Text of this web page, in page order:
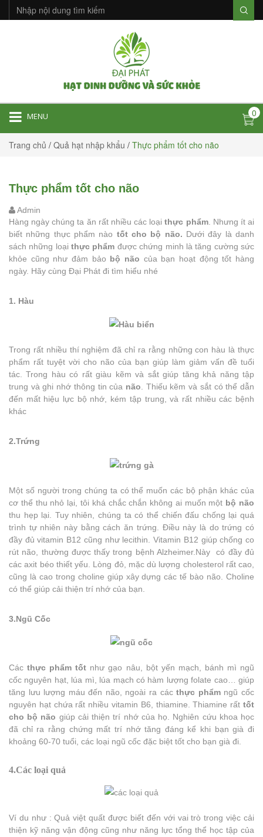
MENU 0
Trang chủ / Quả hạt nhập khẩu / Thực phẩm tốt cho não
Thực phẩm tốt cho não
Admin
Hàng ngày chúng ta ăn rất nhiều các loạithực phẩm. Nhưng ít ai
biết những thực phẩm nào tốt cho bộ não. Dưới đây là danh
sách những loạithực phẩm được chứng minh là tăng cường sức
khỏe cũng như đảm bảo bộ não của bạn hoạt động tốt hàng
ngày. Hãy cùng Đại Phát đi tìm hiểu nhé
1. Hàu
Trong rất nhiều thí nghiệm đã chỉ ra rằng những con hàu là thực
phẩm rất tuyệt vời cho não của bạn giúp làm giảm vấn đề tuổi
tác. Trong hàu có rất giàu kẽm và sắt giúp tăng khả năng tập
trung và ghi nhớ thông tin của não. Thiếu kẽm và sắt có thể dẫn
đến mất hiệu lực bộ nhớ, kém tập trung, và rất nhiều các bệnh
khác
2.Trứng
Một số người trong chúng ta có thể muốn các bộ phận khác của
cơ thể thu nhỏ lại, tôi khá chắc chắn không ai muốn một bộ não
thu hẹp lại. Tuy nhiên, chúng ta có thể chiến đấu chống lại quá
trình tự nhiên này bằng cách ăn trứng. Điều này là do trứng có
đầy đủ vitamin B12 cũng như lecithin. Vitamin B12 giúp chống co
rút não, thường được thấy trong bệnh Alzheimer.Này có đầy đủ
các axit béo thiết yếu. Lòng đỏ, mặc dù lượng cholesterol rất cao,
cũng là cao trong choline giúp xây dựng các tế bào não. Choline
có thể giúp cải thiện trí nhớ của bạn.
3.Ngũ Cốc
Cácthực phẩm tốt như gạo nâu, bột yến mạch, bánh mì ngũ
cốc nguyên hạt, lúa mì, lúa mạch có hàm lượng folate cao… giúp
tăng lưu lượng máu đến não, ngoài ra cácthực phẩmngũ cốc
nguyên hạt chứa rất nhiều vitamin B6, thiamine. Thiamine rất tốt
cho bộ não giúp cải thiện trí nhớ của họ. Nghiên cứu khoa học
đã chỉ ra rằng chứng mất trí nhớ tăng đáng kể khi bạn già đi
khoảng 60-70 tuổi, các loại ngũ cốc đặc biệt tốt cho bạn già đi.
4.Các loại quả
Ví du như : Quả việt quất được biết đến với vai trò trong việc cải
thiện kỹ năng vận động cũng như năng lực tổng thể học tập của